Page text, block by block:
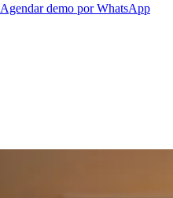
Agendar demo por WhatsApp